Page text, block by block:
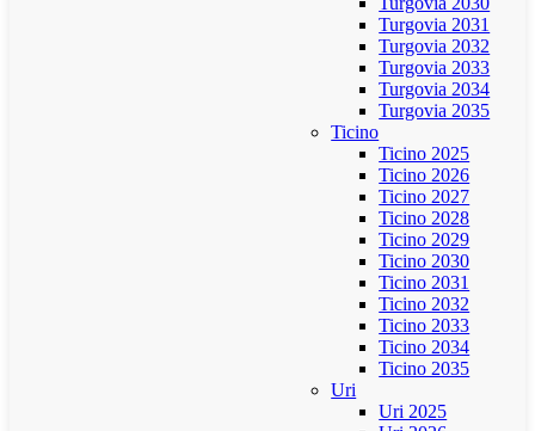
Turgovia 2031
Turgovia 2032
Turgovia 2033
Turgovia 2034
Turgovia 2035
Ticino
Ticino 2025
Ticino 2026
Ticino 2027
Ticino 2028
Ticino 2029
Ticino 2030
Ticino 2031
Ticino 2032
Ticino 2033
Ticino 2034
Ticino 2035
Uri
Uri 2025